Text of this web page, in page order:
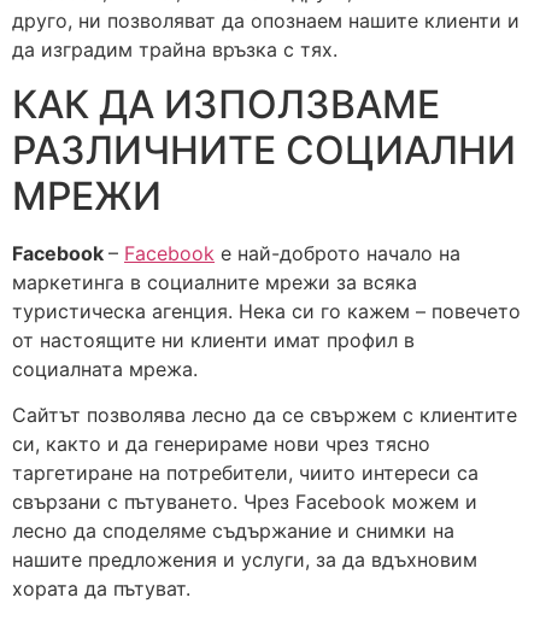
друго, ни позволяват да опознаем нашите клиенти и
да изградим трайна връзка с тях.
КАК ДА ИЗПОЛЗВАМЕ
РАЗЛИЧНИТЕ СОЦИАЛНИ
МРЕЖИ
Facebook – Facebook е най-доброто начало на
маркетинга в социалните мрежи за всяка
туристическа агенция. Нека си го кажем – повечето
от настоящите ни клиенти имат профил в
социалната мрежа.
Сайтът позволява лесно да се свържем с клиентите
си, както и да генерираме нови чрез тясно
таргетиране на потребители, чиито интереси са
свързани с пътуването. Чрез Facebook можем и
лесно да споделяме съдържание и снимки на
нашите предложения и услуги, за да вдъхновим
хората да пътуват.